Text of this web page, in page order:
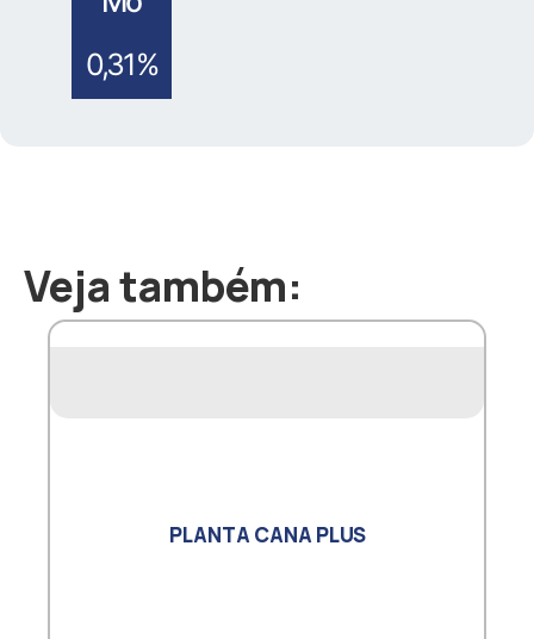
0,31%
Veja também:
PLANTA CANA PLUS